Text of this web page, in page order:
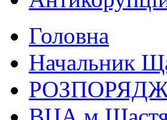
Головна
Начальник